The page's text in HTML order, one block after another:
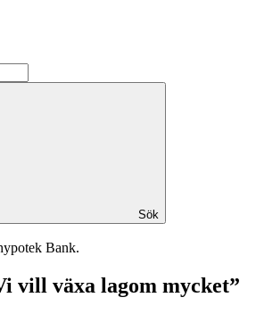
Sök
Bank.
vill växa lagom mycket”